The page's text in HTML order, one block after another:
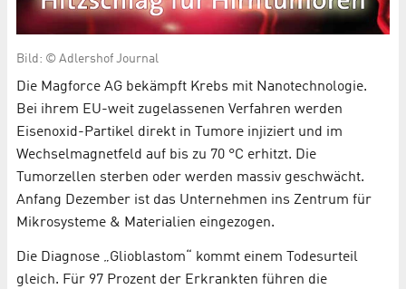
Bild: © Adlershof Journal
Die Magforce AG bekämpft Krebs mit Nanotechnologie.
Bei ihrem EU-weit zugelassenen Verfahren werden
Eisenoxid-Partikel direkt in Tumore injiziert und im
Wechselmagnetfeld auf bis zu 70 °C erhitzt. Die
Tumorzellen sterben oder werden massiv geschwächt.
Anfang Dezember ist das Unternehmen ins Zentrum für
Mikrosysteme & Materialien eingezogen.
Die Diagnose „Glioblastom“ kommt einem Todesurteil
gleich. Für 97 Prozent der Erkrankten führen die